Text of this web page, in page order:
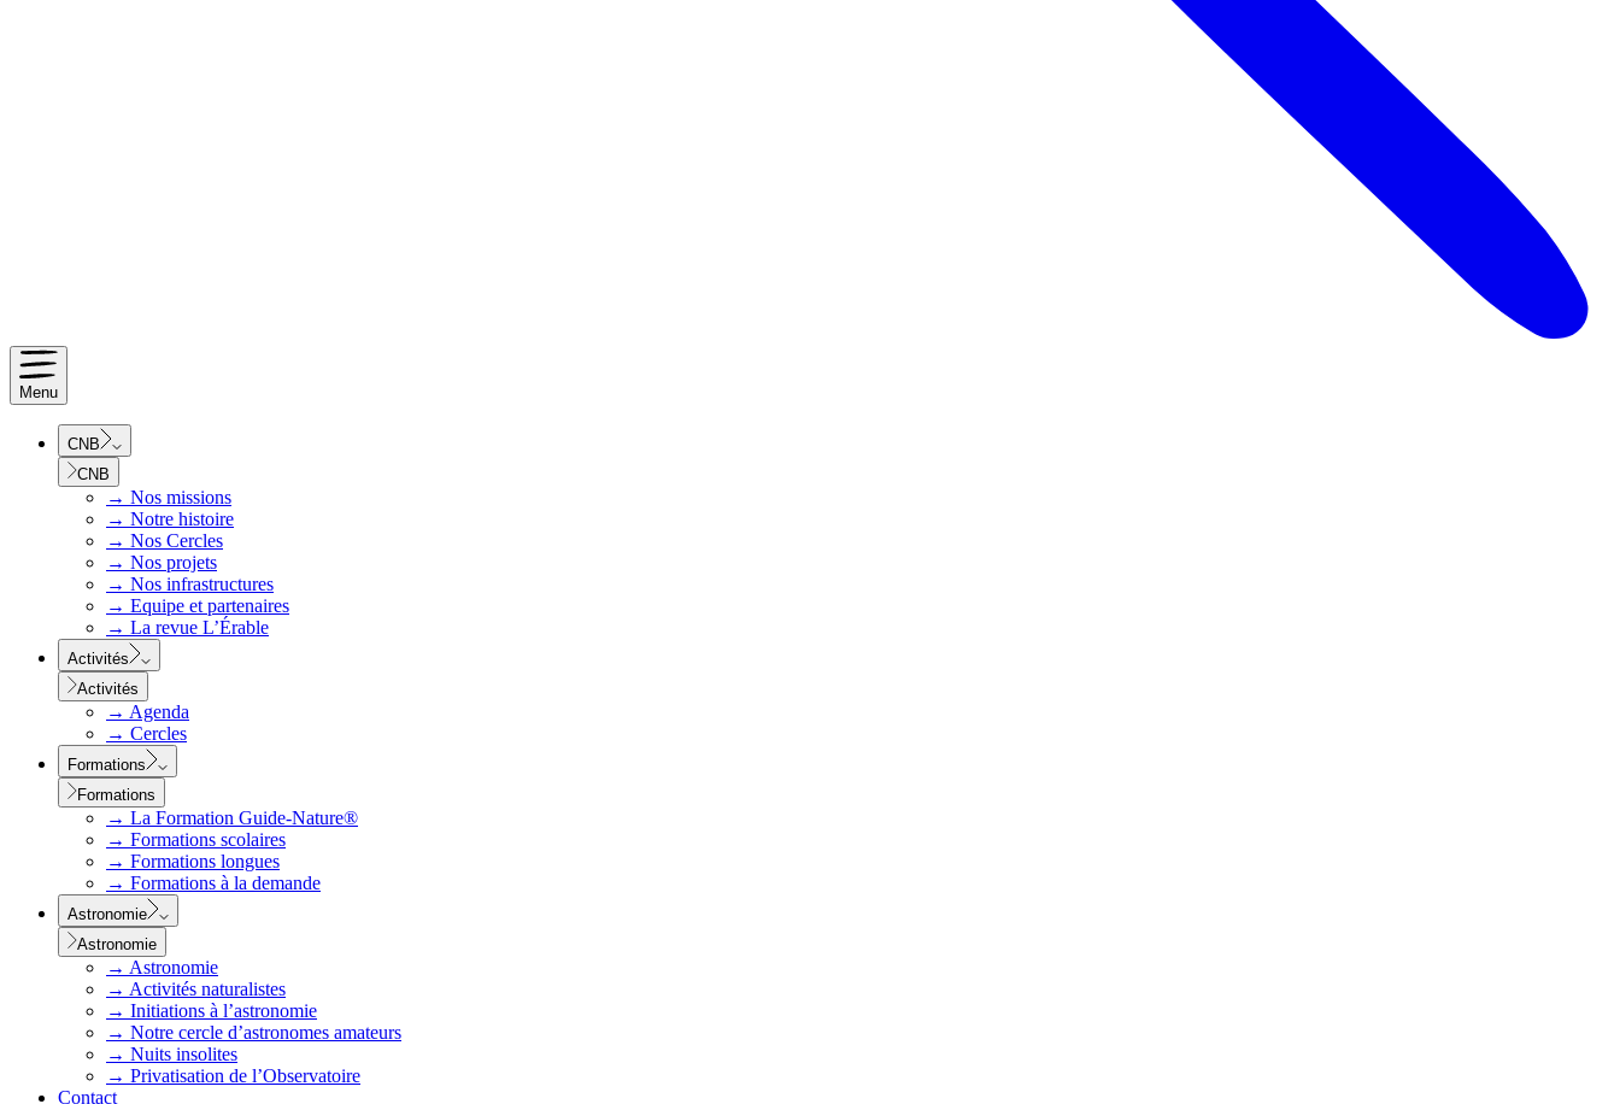
Menu
CNB
CNB
→ Nos missions
→ Notre histoire
→ Nos Cercles
→ Nos projets
→ Nos infrastructures
→ Equipe et partenaires
→ La revue L’Érable
Activités
Activités
→ Agenda
→ Cercles
Formations
Formations
→ La Formation Guide-Nature®
→ Formations scolaires
→ Formations longues
→ Formations à la demande
Astronomie
Astronomie
→ Astronomie
→ Activités naturalistes
→ Initiations à l’astronomie
→ Notre cercle d’astronomes amateurs
→ Nuits insolites
→ Privatisation de l’Observatoire
Contact